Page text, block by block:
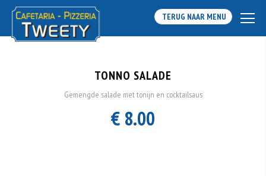
TERUG NAAR MENU
TONNO SALADE
Gemengde salade met tonijn en cocktailsaus
€ 8.00